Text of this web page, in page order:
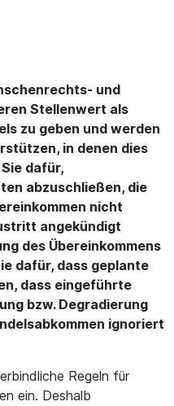
und
Stellenwert als
zu geben und werden
in denen dies
dafür,
abzuschließen, die
nicht
angekündigt
des Übereinkommens
dafür, dass geplante
dass eingeführte
bzw. Degradierung
ignoriert
Regeln für
ein. Deshalb